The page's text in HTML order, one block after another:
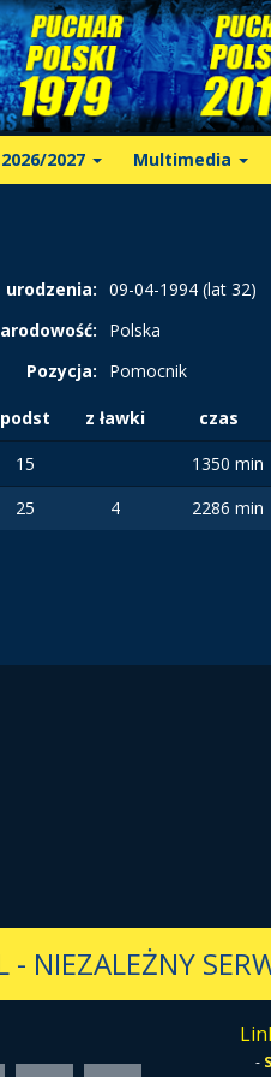
2027 Multimedia
urodzenia: 09-04-1994 (lat 32)
Polska
Pozycja:
Pomocnik
podst z ławki
czas
15 1350 min
25 4 2286 min
- NIEZALEŻNY
-